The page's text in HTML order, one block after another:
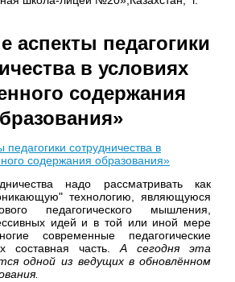
аспекты педагогики
в условиях
содержания
сотрудничества в
содержания образования»
надо рассматривать как
технологию, являющуюся
педагогического мышления,
идей и в той или иной мере
современные педагогические
составная часть.А сегодня эта
одной из ведущих в обновлённом